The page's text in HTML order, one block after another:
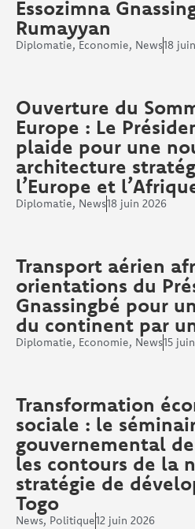
Essozimna
Rumayyan
Diplomatie, Economie, News18
Ouverture du
Europe : Le
plaide pour une
architecture
l’Europe et
Diplomatie, News18 juin 2026
Transport aérien
orientations du
Gnassingbé pour
du continent par
Diplomatie, Economie, News15
Transformation
sociale : le
gouvernemental
les contours de la
stratégie de
Togo
News, Politique12 juin 2026